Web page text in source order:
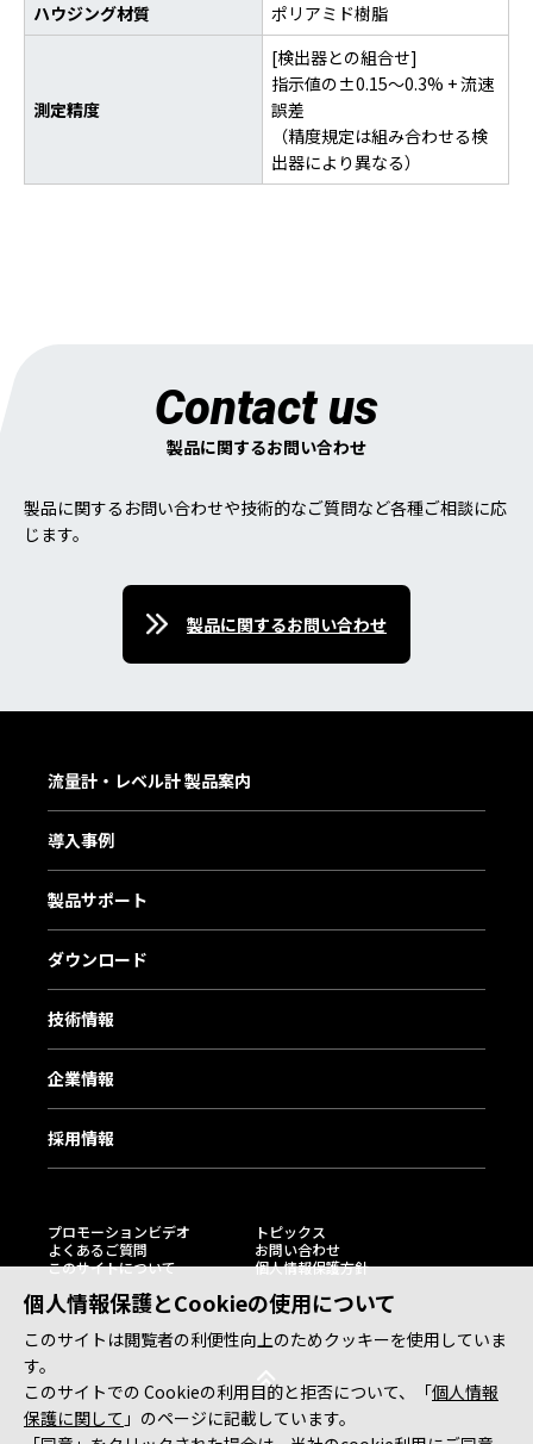
ハウジング材質
ポリアミド樹脂
測定精度
[検出器との組合せ]
指⽰値の±0.15〜0.3% + 流速
誤差
（精度規定は組み合わせる検
出器により異なる）
Contact us
製品に関するお問い合わせ
製品に関するお問い合わせや技術的なご質問など各種ご相談に応
じます。
製品に関するお問い合わせ
個人情報保護とCookieの使用について
このサイトは閲覧者の利便性向上のためクッキーを使用していま
す。
このサイトでの Cookieの利用目的と拒否について、「個人情報
保護に関して 」のページに記載しています。
流量計・レベル計 製品案内
導入事例
製品サポート
ダウンロード
技術情報
企業情報
採用情報
プロモーションビデオ
トピックス
よくあるご質問
お問い合わせ
このサイトについて
個人情報保護方針